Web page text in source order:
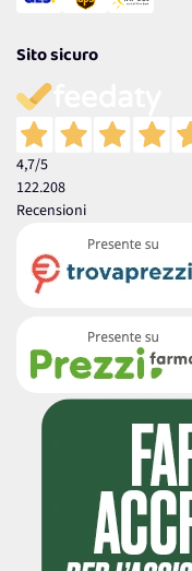
Sito sicuro
4,7/5
122.208
Recensioni